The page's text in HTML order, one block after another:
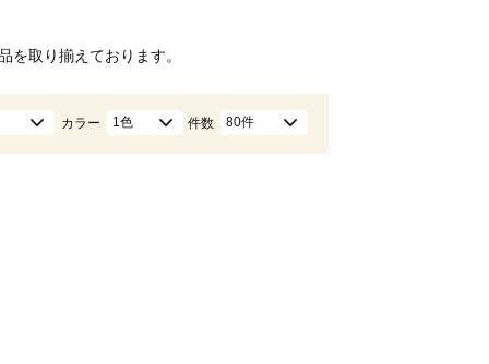
を取り揃えております。
カラー 1色 件数 80件